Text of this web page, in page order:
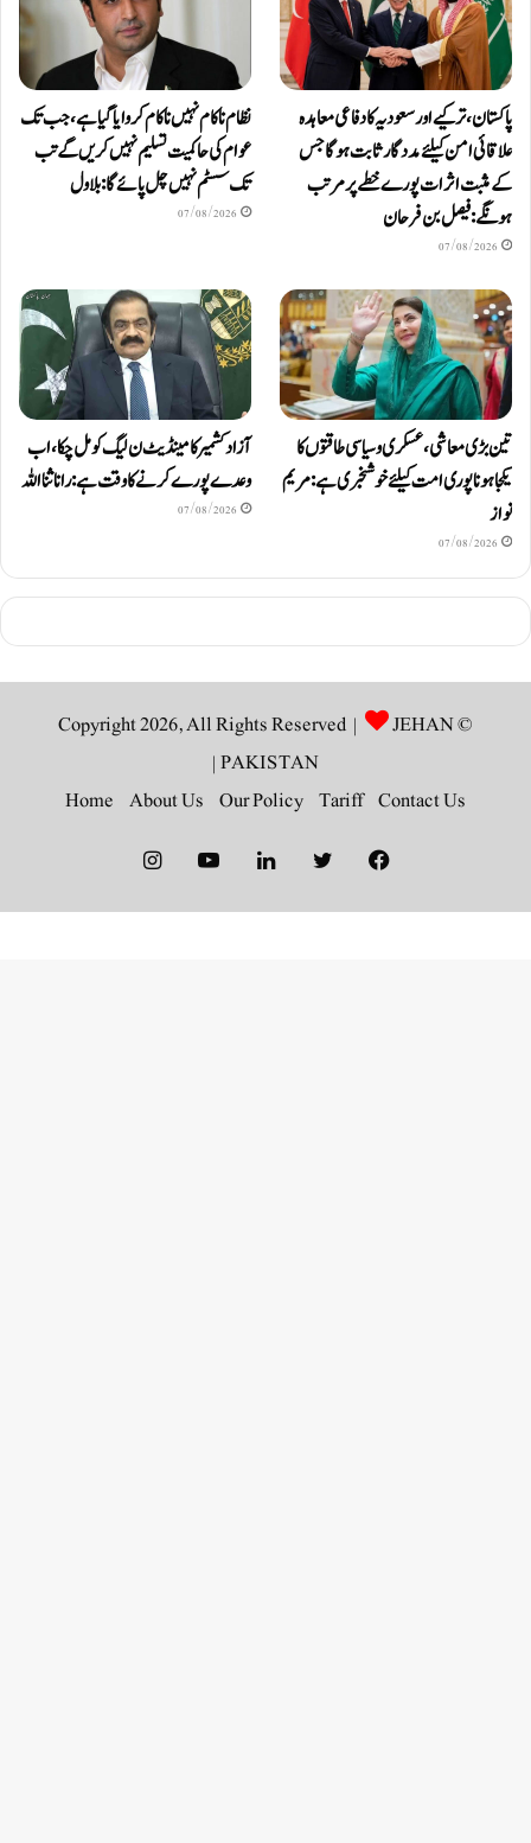
پاکستان، ترکیے اور سعودیہ کا دفاعی معاہدہ
علاقائی امن کیلئے مددگار ثابت ہوگا جس
کے مثبت اثرات پورے خطے پر مرتب
ہونگے: فیصل بن فرحان
07/08/2026
نظام ناکام نہیں ناکام کروایاگیا ہے، جب تک
عوام کی حاکمیت تسلیم نہیں کریں گے تب
تک سسٹم نہیں چل پائےگا: بلاول
07/08/2026
تین بڑی معاشی، عسکری و سیاسی طاقتوں کا
یکجا ہونا پوری امت کیلئے خوشخبری ہے: مریم
نواز
07/08/2026
آزاد کشمیر کا مینڈیٹ ن لیگ کو مل چکا، اب
وعدے پورے کرنے کا وقت ہے: رانا ثنا اللہ
07/08/2026
© Copyright 2026, All Rights Reserved |
JEHAN
PAKISTAN
|
Contact Us
Tariff
Our Policy
About Us
Home
Facebook
Twitter
LinkedIn
YouTube
Instagram